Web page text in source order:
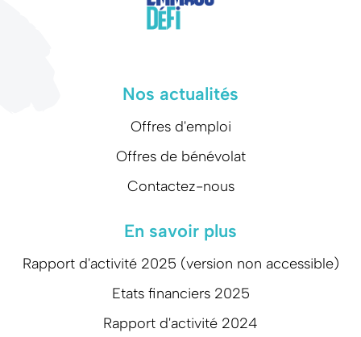
Nos actualités
Offres d'emploi
Offres de bénévolat
Contactez-nous
En savoir plus
Rapport d'activité 2025 (version non accessible)
Etats financiers 2025
Rapport d'activité 2024